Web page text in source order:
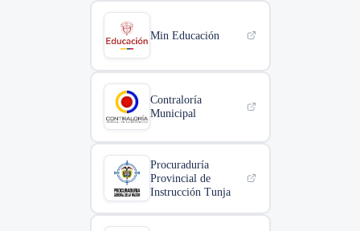
Min Educación
Contraloría
Municipal
Procuraduría
Provincial de
Instrucción Tunja